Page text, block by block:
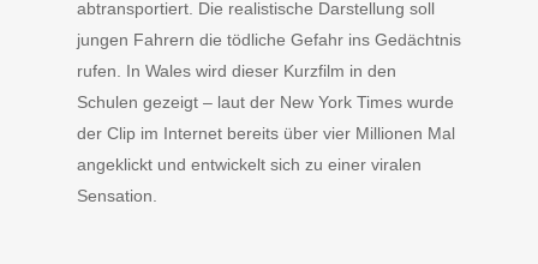
abtransportiert. Die realistische Darstellung soll
jungen Fahrern die tödliche Gefahr ins Gedächtnis
rufen. In Wales wird dieser Kurzfilm in den
Schulen gezeigt – laut der New York Times wurde
der Clip im Internet bereits über vier Millionen Mal
angeklickt und entwickelt sich zu einer viralen
Sensation.